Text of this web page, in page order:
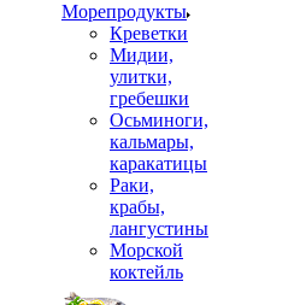
Морепродукты
Креветки
Мидии,
улитки,
гребешки
Осьминоги,
кальмары,
каракатицы
Раки,
крабы,
лангустины
Морской
коктейль